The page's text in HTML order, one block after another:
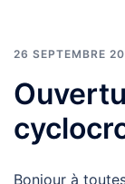
26 SEPTEMBRE
Bonjour à